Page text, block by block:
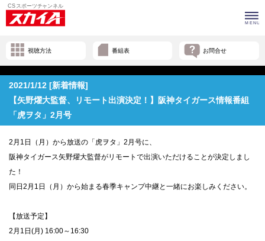
視聴方法 番組表 お問合せ
2021/1/12 [新着情報]
【矢野燿大監督、リモート出演決定！】阪神タイガース情報番組
「虎ヲタ」2月号
2月1日（月）から放送の「虎ヲタ」2月号に、
阪神タイガース矢野燿大監督がリモートで出演いただけることが決定しまし
た！
同日2月1日（月）から始まる春季キャンプ中継と一緒にお楽しみください。
【放送予定】
2月1日(月) 16:00～16:30